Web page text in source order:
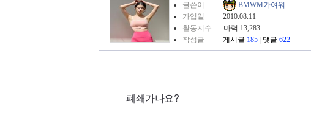
글쓴이
BMWM가여워
가입일
2010.08.11
활동지수
마력 13,283
작성글
게시글 185 댓글 622
폐쇄가나요?